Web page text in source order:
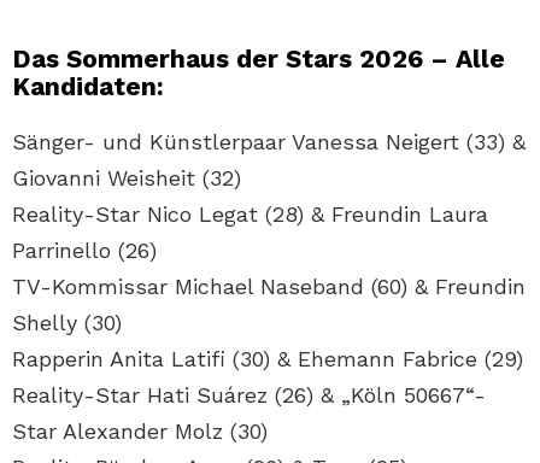
Das Sommerhaus der Stars 2026 – Alle
Kandidaten:
Sänger- und Künstlerpaar Vanessa Neigert (33) &
Giovanni Weisheit (32)
Reality-Star Nico Legat (28) & Freundin Laura
Parrinello (26)
TV-Kommissar Michael Naseband (60) & Freundin
Shelly (30)
Rapperin Anita Latifi (30) & Ehemann Fabrice (29)
Reality-Star Hati Suárez (26) & „Köln 50667“-
Star Alexander Molz (30)